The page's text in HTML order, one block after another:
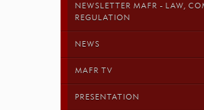
NEWSLETTER MAFR - LAW,
REGULATION
NEWS
MAFR TV
PRESENTATION